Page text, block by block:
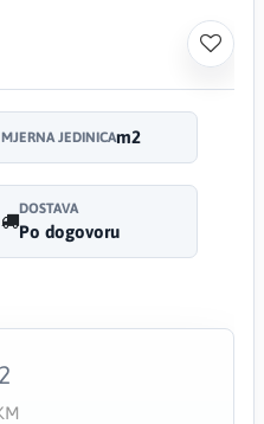
MJERNA JEDINICAm2
DOSTAVA
Po dogovoru